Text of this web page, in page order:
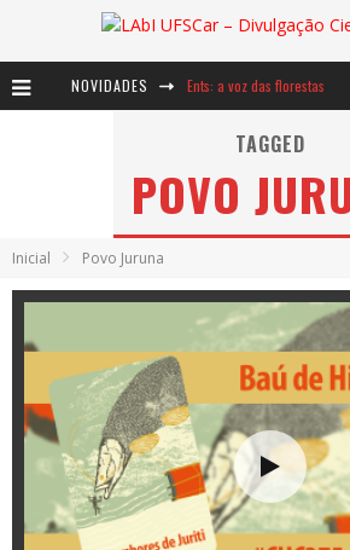
NOVIDADES Ents: a voz das florestas
Notáveis: Bertha Lutz
TAGGED
POVO
Inicial Povo Juruna